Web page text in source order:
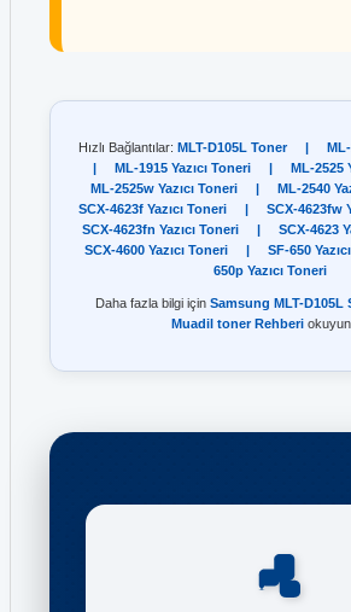
Hızlı Bağlantılar: MLT-D105L Toner |
|
ML-1915 Yazıcı Toneri | ML-2525
ML-2525w Yazıcı Toneri
| ML-2540
SCX-4623f Yazıcı Toneri
| SCX-4623fw
SCX-4623fn Yazıcı Toneri
| SCX-4623
SCX-4600 Yazıcı Toneri
| SF-650
650p Yazıcı Toneri
Daha fazla bilgi için Samsung MLT-D105L
Muadil toner Rehberi